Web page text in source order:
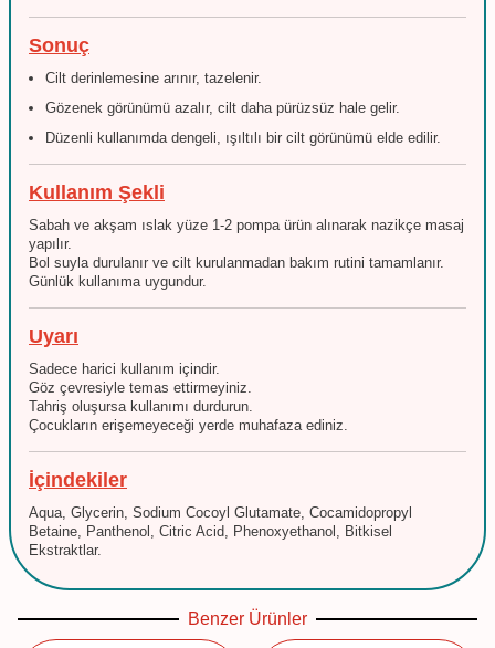
Sonuç
Cilt derinlemesine arınır, tazelenir.
Gözenek görünümü azalır, cilt daha pürüzsüz hale gelir.
Düzenli kullanımda dengeli, ışıltılı bir cilt görünümü elde edilir.
Kullanım Şekli
Sabah ve akşam ıslak yüze 1-2 pompa ürün alınarak nazikçe masaj
yapılır.
Bol suyla durulanır ve cilt kurulanmadan bakım rutini tamamlanır.
Günlük kullanıma uygundur.
Uyarı
Sadece harici kullanım içindir.
Göz çevresiyle temas ettirmeyiniz.
Tahriş oluşursa kullanımı durdurun.
Çocukların erişemeyeceği yerde muhafaza ediniz.
İçindekiler
Aqua, Glycerin, Sodium Cocoyl Glutamate, Cocamidopropyl
Betaine, Panthenol, Citric Acid, Phenoxyethanol, Bitkisel
Ekstraktlar.
Benzer Ürünler